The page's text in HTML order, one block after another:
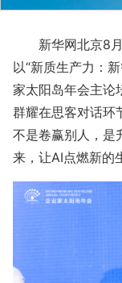
新华网北京8月
以“新质生产力：
家太阳岛年会主论
群耀在思客对话环
不是卷赢别人，是
来，让AI点燃新的